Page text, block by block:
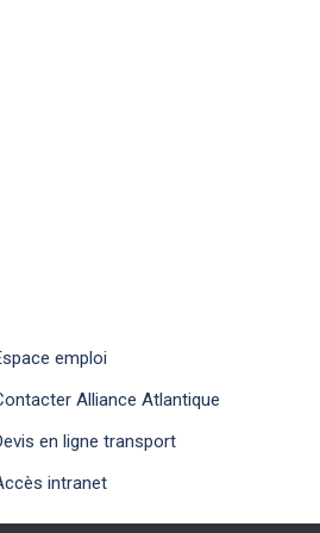
emploi
Alliance Atlantique
en ligne transport
intranet